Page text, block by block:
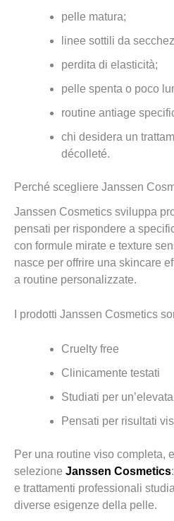
pelle matura;
linee sottili da
perdita di elasticità;
pelle spenta o poco
routine antiage
chi desidera un
décolleté.
Perché scegliere Janssen
Janssen Cosmetics sviluppa
pensati per rispondere a
con formule mirate e texture
nasce per offrire una skincare
a routine personalizzate.
I prodotti Janssen Cosmetics
Cruelty free
Clinicamente testati
Studiati per
Pensati per risultati
Per una routine viso completa,
selezione Janssen Cosmetics
e trattamenti professionali
diverse esigenze della pelle.